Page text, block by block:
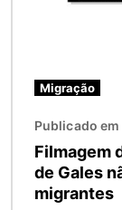
Migração
Publicado
Filmagem
de Gales
migrantes